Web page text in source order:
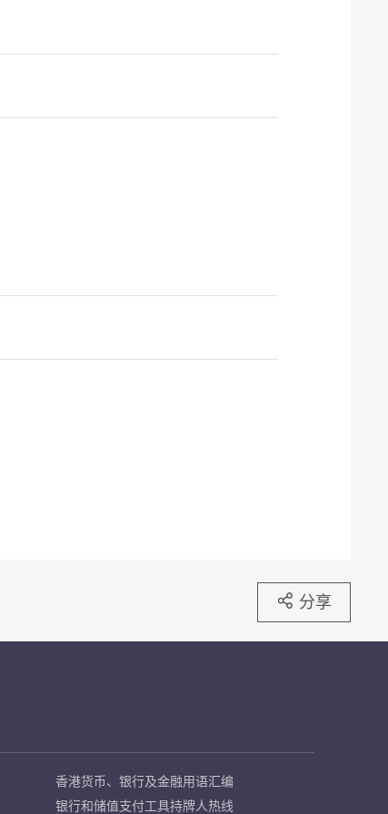
分享
香港货币、银行及金融用语汇编
银行和储值支付工具持牌人热线